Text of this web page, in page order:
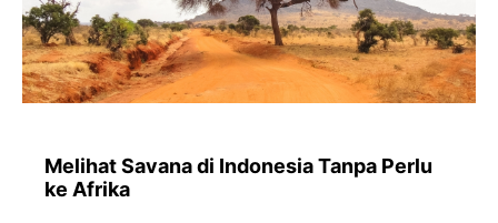
Melihat Savana di Indonesia Tanpa Perlu
ke Afrika